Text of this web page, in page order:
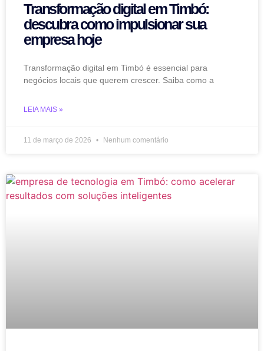
Transformação digital em Timbó:
descubra como impulsionar sua
empresa hoje
Transformação digital em Timbó é essencial para
negócios locais que querem crescer. Saiba como a
LEIA MAIS »
11 de março de 2026 Nenhum comentário